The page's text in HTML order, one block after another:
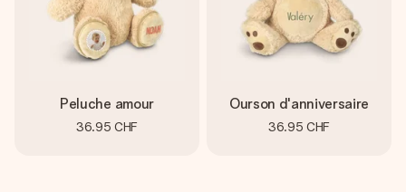
Peluche amour
36.95 CHF
Ourson d'anniversaire
36.95 CHF